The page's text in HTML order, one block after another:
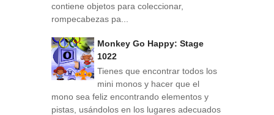
contiene objetos para coleccionar,
rompecabezas pa...
Monkey Go Happy: Stage
1022
Tienes que encontrar todos los
mini monos y hacer que el
mono sea feliz encontrando elementos y
pistas, usándolos en los lugares adecuados